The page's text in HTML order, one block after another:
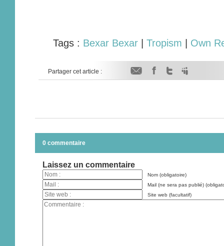
Tags : Bexar Bexar| Tropism Own
Partager cet article :
0 commentaire
Laissez un commentaire
Nom (obligatoire)
Mail (ne sera pas publié)
Site web (facultatif)